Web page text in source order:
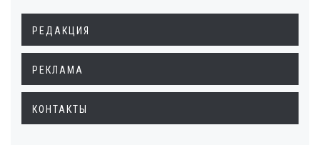
РЕДАКЦИЯ
РЕКЛАМА
КОНТАКТЫ